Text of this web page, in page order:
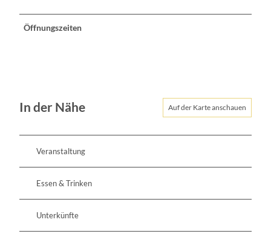
Öffnungszeiten
In der Nähe Auf der Karte anschauen
Veranstaltung
Essen & Trinken
Unterkünfte